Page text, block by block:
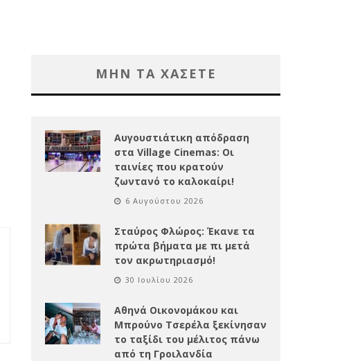
ΜΗΝ ΤΑ ΧΑΣΕΤΕ
Αυγουστιάτικη απόδραση
στα Village Cinemas: Οι
ταινίες που κρατούν
ζωντανό το καλοκαίρι!
6 Αυγούστου 2026
Σταύρος Φλώρος: Έκανε τα
πρώτα βήματα με πι μετά
τον ακρωτηριασμό!
30 Ιουλίου 2026
Αθηνά Οικονομάκου και
Μπρούνο Τσερέλα ξεκίνησαν
το ταξίδι του μέλιτος πάνω
από τη Γροιλανδία